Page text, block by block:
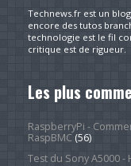
Technews.fr est un
encore des tutos
technologie est le fil
critique est de rigueur.
Les plus
RaspberryPi -
RaspBMC(56)
Test du Sony A5000